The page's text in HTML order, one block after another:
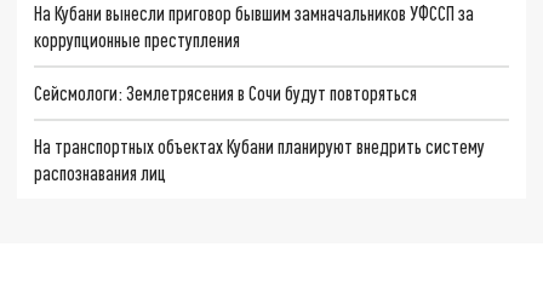
На Кубани вынесли приговор бывшим замначальников УФССП за
коррупционные преступления
Сейсмологи: Землетрясения в Сочи будут повторяться
На транспортных объектах Кубани планируют внедрить систему
распознавания лиц